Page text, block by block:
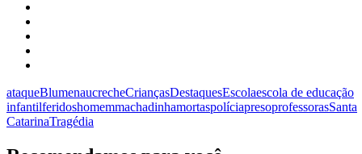
ataqueBlumenaucrecheCriançasDestaquesEscolaescola de educação
infantilferidoshomemmachadinhamortaspolíciapresoprofessorasSanta
CatarinaTragédia